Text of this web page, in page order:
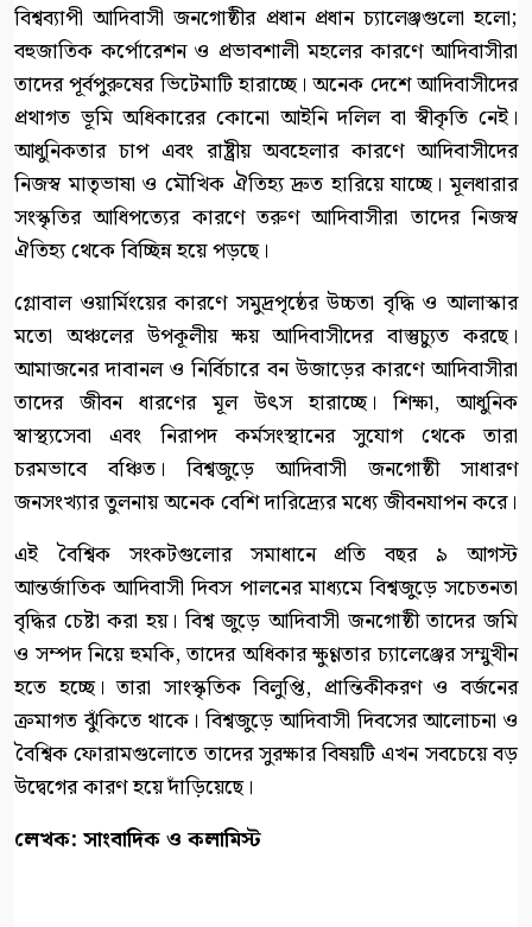
বিশ্বব্যাপী আদিবাসী জনগোষ্ঠীর প্রধান প্রধান চ্যালেঞ্জগুলো হলো;
বহুজাতিক কর্পোরেশন ও প্রভাবশালী মহলের কারণে আদিবাসীরা
তাদের পূর্বপুরুষের ভিটেমাটি হারাচ্ছে। অনেক দেশে আদিবাসীদের
প্রথাগত ভূমি অধিকারের কোনো আইনি দলিল বা স্বীকৃতি নেই।
আধুনিকতার চাপ এবং রাষ্ট্রীয় অবহেলার কারণে আদিবাসীদের
নিজস্ব মাতৃভাষা ও মৌখিক ঐতিহ্য দ্রুত হারিয়ে যাচ্ছে। মূলধারার
সংস্কৃতির আধিপত্যের কারণে তরুণ আদিবাসীরা তাদের নিজস্ব
ঐতিহ্য থেকে বিচ্ছিন্ন হয়ে পড়ছে।
গ্লোবাল ওয়ার্মিংয়ের কারণে সমুদ্রপৃষ্ঠের উচ্চতা বৃদ্ধি ও আলাস্কার
মতো অঞ্চলের উপকূলীয় ক্ষয় আদিবাসীদের বাস্তুচ্যুত করছে।
আমাজনের দাবানল ও নির্বিচারে বন উজাড়ের কারণে আদিবাসীরা
তাদের জীবন ধারণের মূল উৎস হারাচ্ছে। শিক্ষা, আধুনিক
স্বাস্থ্যসেবা এবং নিরাপদ কর্মসংস্থানের সুযোগ থেকে তারা
চরমভাবে বঞ্চিত। বিশ্বজুড়ে আদিবাসী জনগোষ্ঠী সাধারণ
জনসংখ্যার তুলনায় অনেক বেশি দারিদ্র্যের মধ্যে জীবনযাপন করে।
এই বৈশ্বিক সংকটগুলোর সমাধানে প্রতি বছর ৯ আগস্ট
আন্তর্জাতিক আদিবাসী দিবস পালনের মাধ্যমে বিশ্বজুড়ে সচেতনতা
বৃদ্ধির চেষ্টা করা হয়। বিশ্ব জুড়ে আদিবাসী জনগোষ্ঠী তাদের জমি
ও সম্পদ নিয়ে হুমকি, তাদের অধিকার ক্ষুণ্ণতার চ্যালেঞ্জের সম্মুখীন
হতে হচ্ছে। তারা সাংস্কৃতিক বিলুপ্তি, প্রান্তিকীকরণ ও বর্জনের
ক্রমাগত ঝুঁকিতে থাকে। বিশ্বজুড়ে আদিবাসী দিবসের আলোচনা ও
বৈশ্বিক ফোরামগুলোতে তাদের সুরক্ষার বিষয়টি এখন সবচেয়ে বড়
উদ্বেগের কারণ হয়ে দাঁড়িয়েছে।
লেখক: সাংবাদিক ও কলামিস্ট